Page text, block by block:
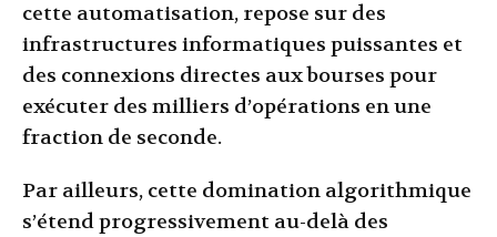
cette automatisation, repose sur des
infrastructures informatiques puissantes et
des connexions directes aux bourses pour
exécuter des milliers d’opérations en une
fraction de seconde.
Par ailleurs, cette domination algorithmique
s’étend progressivement au-delà des